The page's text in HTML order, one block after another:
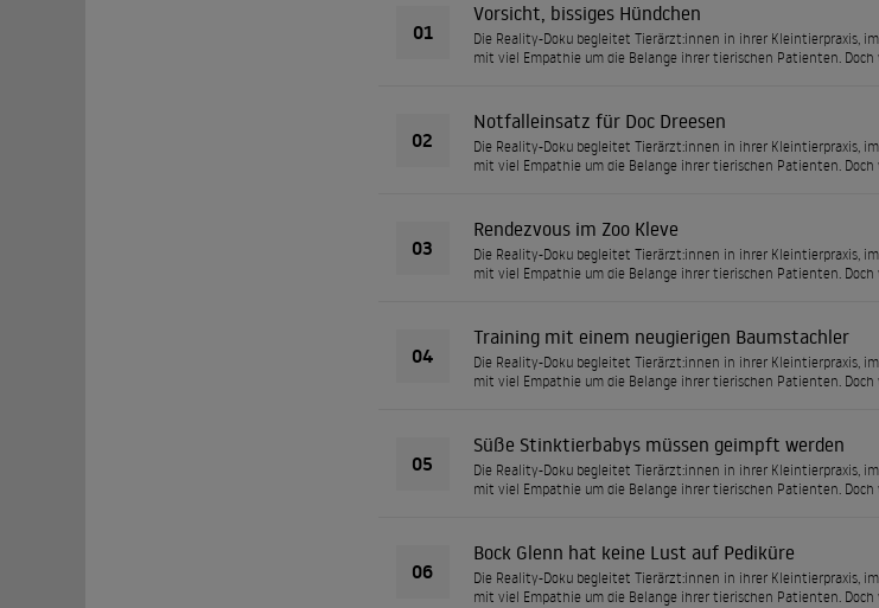
01
Vorsicht, bissiges Hündchen
Die Reality-Doku begleitet Tierärzt:innen in ihrer Kleintierpraxis,
mit viel Empathie um die Belange ihrer tierischen Patienten.
02
Notfalleinsatz für Doc Dreesen
Die Reality-Doku begleitet Tierärzt:innen in ihrer Kleintierpraxis,
mit viel Empathie um die Belange ihrer tierischen Patienten.
03
Rendezvous im Zoo Kleve
Die Reality-Doku begleitet Tierärzt:innen in ihrer Kleintierpraxis,
mit viel Empathie um die Belange ihrer tierischen Patienten.
04
Training mit einem neugierigen Baumstachler
Die Reality-Doku begleitet Tierärzt:innen in ihrer Kleintierpraxis,
mit viel Empathie um die Belange ihrer tierischen Patienten.
05
Süße Stinktierbabys müssen geimpft werden
Die Reality-Doku begleitet Tierärzt:innen in ihrer Kleintierpraxis,
mit viel Empathie um die Belange ihrer tierischen Patienten.
06
Bock Glenn hat keine Lust auf Pediküre
Die Reality-Doku begleitet Tierärzt:innen in ihrer Kleintierpraxis,
mit viel Empathie um die Belange ihrer tierischen Patienten.